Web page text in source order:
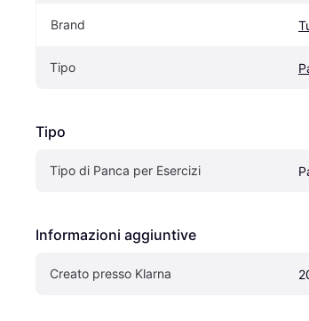
Brand
Tipo
Tipo
Tipo di Panca per Esercizi
Informazioni aggiuntive
Creato presso Klarna